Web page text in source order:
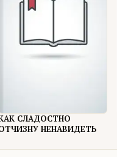
СЛАДОСТНО
НЕНАВИДЕТЬ